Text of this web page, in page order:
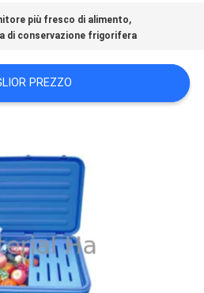
più fresco di alimento,
di conservazione frigorifera
PREZZO